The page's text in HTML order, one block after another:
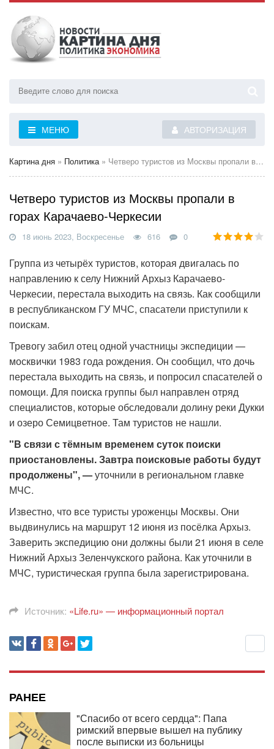
АВТОРИЗАЦИЯ
МЕНЮ
Картина дня » Политика» Четверо туристов из Москвы пропали в горах Карачаево-Черкесии
Четверо туристов из Москвы пропали в
горах Карачаево-Черкесии
18 июнь 2023, Воскресенье 616 0
Группа из четырёх туристов, которая двигалась по
направлению к селу Нижний Архыз Карачаево-
Черкесии, перестала выходить на связь. Как сообщили
в республиканском ГУ МЧС, спасатели приступили к
поискам.
Тревогу забил отец одной участницы экспедиции —
москвички 1983 года рождения. Он сообщил, что дочь
перестала выходить на связь, и попросил спасателей о
помощи. Для поиска группы был направлен отряд
специалистов, которые обследовали долину реки Дукки
и озеро Семицветное. Там туристов не нашли.
"В связи с тёмным временем суток поиски
приостановлены. Завтра поисковые работы будут
продолжены", —уточнили в региональном главке
МЧС.
Известно, что все туристы уроженцы Москвы. Они
выдвинулись на маршрут 12 июня из посёлка Архыз.
Заверить экспедицию они должны были 21 июня в селе
Нижний Архыз Зеленчукского района. Как уточнили в
МЧС, туристическая группа была зарегистрирована.
Источник: «Life.ru» — информационный портал
РАНЕЕ
"Спасибо от всего сердца": Папа
римский впервые вышел на публику
после выписки из больницы